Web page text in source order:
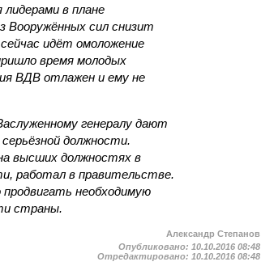
в плане
Вооружённых сил снизит
идёт омоложение
время молодых
ВДВ отлажен и ему не
генералу дают
должности.
высших должностях в
работал в правительстве.
необходимую
страны.
Александр Степанов
Опубликовано: 10.10.2016 08:48
Отредактировано: 10.10.2016 08:48